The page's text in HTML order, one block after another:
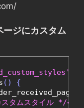
ージにカスタム
()
{
タムスタイル */</